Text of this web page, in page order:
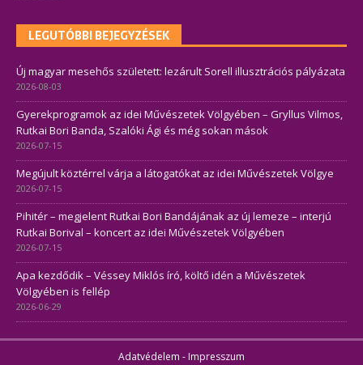
LEGUTÓBBI BEJEGYZÉSEK
Új magyar mesehős született: lezárult Sorell illusztrációs pályázata
2026-08-03
Gyerekprogramok az idei Művészetek Völgyében – Gryllus Vilmos,
Rutkai Bori Banda, Szalóki Ági és még sokan mások
2026-07-15
Megújult köztérrel várja a látogatókat az idei Művészetek Völgye
2026-07-15
Pihitér – megjelent Rutkai Bori Bandájának az új lemeze – interjú
Rutkai Borival – koncert az idei Művészetek Völgyében
2026-07-15
Apa kezdődik – Véssey Miklós író, költő idén a Művészetek
Völgyében is fellép
2026-06-29
Adatvédelem - Impresszum